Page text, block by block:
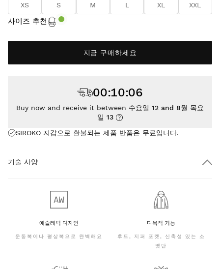
XS S M L XL XXL
사이즈 추천
지금 구매하세요
SIROKO 지갑으로 환불되는 제품 반품은 무료입니다.
00:10:06
Buy now and receive it between 수요일 12 and 8월 목요
일 13
기술 사양
애슬레틱 디자인
운동복이나 평상복으로 완벽해요
다목적 기능
후드, 지퍼 포켓, 신축성 있는 소
맷단